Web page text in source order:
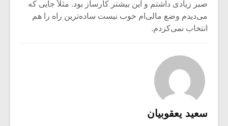
صبر زیادی داشتم و این بیشتر کارساز بود. مثلاً جایی که
می‌دیدم وضع مالی‌ام خوب نیست ساده‌ترین راه را هم
انتخاب نمی‌کردم.
سعید یعقوبیان